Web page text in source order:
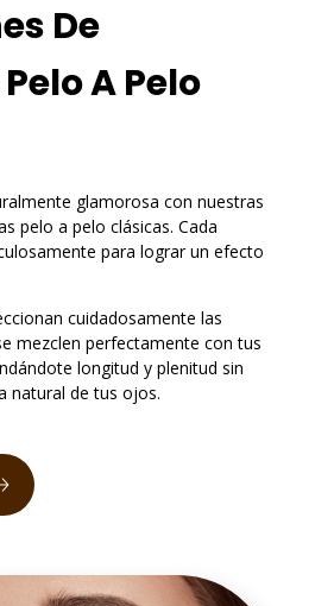
De
A Pelo
glamorosa con nuestras
pelo a pelo clásicas. Cada
para lograr un efecto
cuidadosamente las
mezclen perfectamente con tus
longitud y plenitud sin
natural de tus ojos.